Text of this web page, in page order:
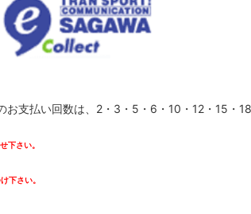
支払い回数は、2・3・5・6・10・12・15・18
下さい。
下さい。